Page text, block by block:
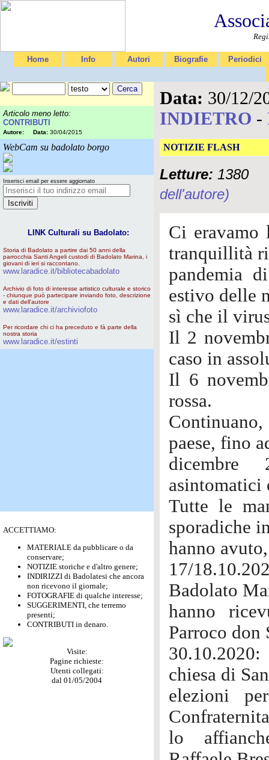
Home Info Autori Biografie Periodici
Articolo meno letto:
CONTRIBUTI
Autore: Data: 30/04/2015
WebCam su badolato borgo
Inserisci email per essere aggiornato
LINK Culturali su Badolato:
Storia di Badolato a partire dai 50 anni della
parrocchia Santi Angeli custodi di Badolato Marina, i
giovani di ieri si raccontano.
www.laradice.it/bibliotecabadolato
Archivio di foto di interesse artistico culturale e storico
- chiunque può partecipare inviando foto, descrizione
e dati dell'autore
www.laradice.it/archiviofoto
Per ricordare chi ci ha preceduto e fà parte della
nostra storia
www.laradice.it/estinti
ACCETTIAMO:
MATERIALE da pubblicare o da
conservare;
NOTIZIE storiche e d'altro genere;
INDIRIZZI di Badolatesi che ancora
non ricevono il giornale;
FOTOGRAFIE di qualche interesse;
SUGGERIMENTI, che terremo
presenti;
CONTRIBUTI in denaro.
Visite:
Pagine richieste:
Utenti collegati:
dal 01/05/2004
Data: 30/12/
INDIETRO -
NOTIZIE FLASH
Letture: 1380
dell'autore)
Ci eravamo
tranquillità
pandemia
estivo delle
sì che il
Il 2
caso in
Il 6
rossa.
paese, fino
dicembre
asintomatici
Tutte le
sporadiche
hanno
17/
Badolato
hanno
Parroco don
chiesa di
elezioni
lo